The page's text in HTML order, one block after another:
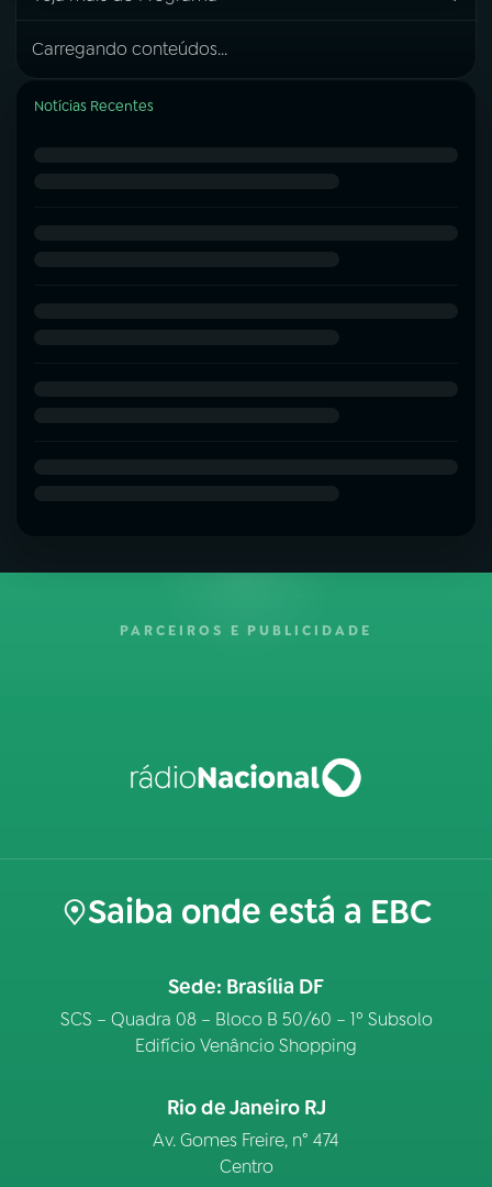
Carregando conteúdos...
Notícias Recentes
PARCEIROS E PUBLICIDADE
Saiba onde está a EBC
Sede: Brasília DF
SCS – Quadra 08 – Bloco B 50/60 – 1º Subsolo
Edifício Venâncio Shopping
Rio de Janeiro RJ
Av. Gomes Freire, n° 474
Centro